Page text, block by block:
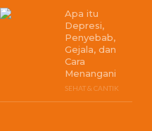
Apa itu
Depresi,
Penyebab,
Gejala, dan
Cara
Menangani
SEHAT & CANTIK